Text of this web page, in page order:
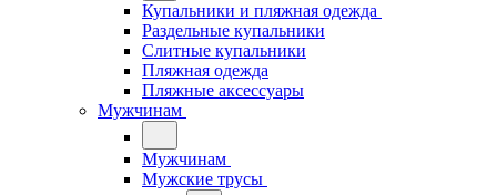
Купальники и пляжная одежда
Раздельные купальники
Слитные купальники
Пляжная одежда
Пляжные аксессуары
Мужчинам
Мужчинам
Мужские трусы